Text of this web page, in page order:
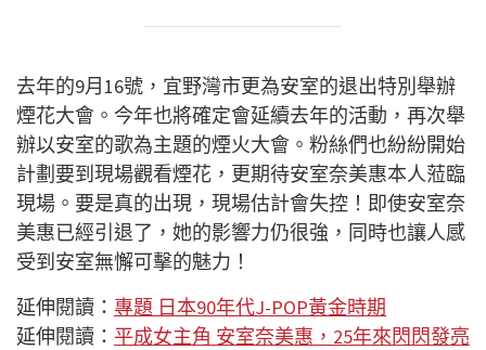
去年的9月16號，宜野灣市更為安室的退出特別舉辦
煙花大會。今年也將確定會延續去年的活動，再次舉
辦以安室的歌為主題的煙火大會。粉絲們也紛紛開始
計劃要到現場觀看煙花，更期待安室奈美惠本人蒞臨
現場。要是真的出現，現場估計會失控！即使安室奈
美惠已經引退了，她的影響力仍很強，同時也讓人感
受到安室無懈可擊的魅力！
延伸閱讀： 專題 日本90年代J-POP黃金時期
延伸閱讀： 平成女主角 安室奈美惠，25年來閃閃發亮